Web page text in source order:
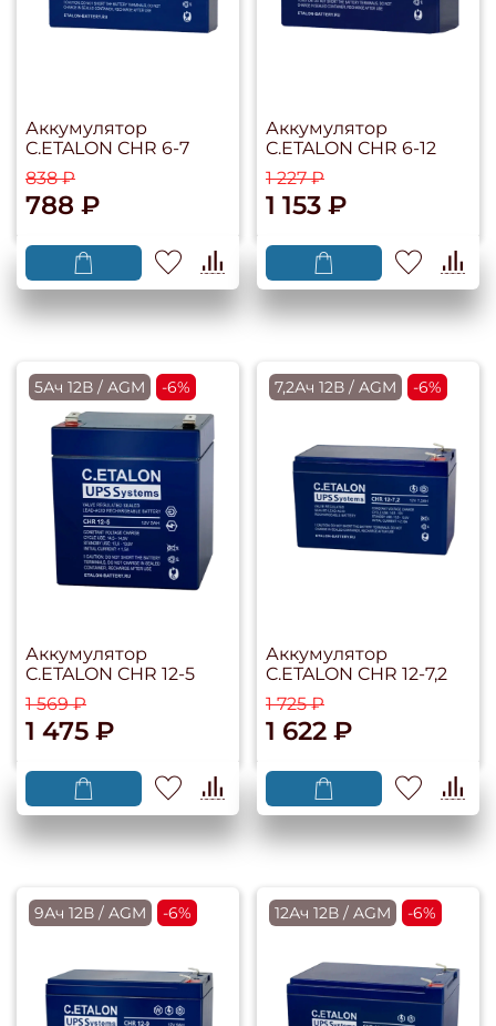
Аккумулятор
C.ETALON CHR 6-7
838 ₽
788 ₽
Аккумулятор
C.ETALON CHR 6-12
1 227 ₽
1 153 ₽
5Ач 12В / AGM -6%
Аккумулятор
C.ETALON CHR 12-5
1 569 ₽
1 475 ₽
7,2Ач 12В / AGM -6%
Аккумулятор
C.ETALON CHR 12-7,2
1 725 ₽
1 622 ₽
9Ач 12В / AGM -6% 12Ач 12В / AGM -6%